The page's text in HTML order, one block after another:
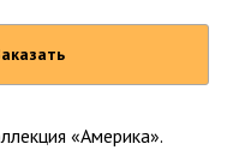
«Америка».